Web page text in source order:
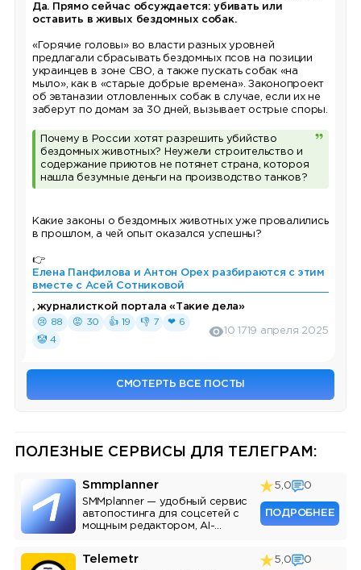
Да. Прямо сейчас обсуждается: убивать или
оставить в живых бездомных собак.
«Горячие головы» во власти разных уровней
предлагали сбрасывать бездомных псов на позиции
украинцев в зоне СВО, а также пускать собак «на
мыло», как в «старые добрые времена». Законопроект
об эвтаназии отловленных собак в случае, если их не
заберут по домам за 30 дней, вызывает острые споры.
Почему в России хотят разрешить убийство
бездомных животных? Неужели строительство и
содержание приютов не потянет страна, котороя
нашла безумные деньги на производство танков?
Какие законы о бездомных животных уже провалились
в прошлом, а чей опыт оказался успешны?
👉
Елена Панфилова и Антон Орех разбираются с этим
вместе с Асей Сотниковой
, журналисткой портала «Такие дела»
😢 88
😡 30 👍 19 👎 7
❤ 6
🤡 4
10 171 9 апреля 2025
СМОТЕРТЬ ВСЕ ПОСТЫ
ПОЛЕЗНЫЕ СЕРВИСЫ ДЛЯ ТЕЛЕГРАМ:
Smmplanner
SMMplanner — удобный сервис
автопостинга для соцсетей с
мощным редактором, AI-
5,0 0
ПОДРОБНЕЕ
Telemetr 5,0 0